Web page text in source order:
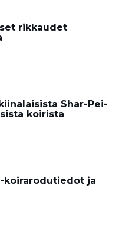
rikkaudet
Shar-Pei-
koirista
koirarodutiedot ja